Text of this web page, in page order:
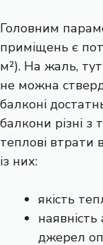
Головним
приміщень є
м²). На жаль,
не можна
балконі
балкони різні з
теплові втрати
із них:
якість
наявність
джерел